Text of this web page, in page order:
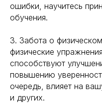
ошибки, научитесь
обучения.
3. Забота о
физические
способствуют
повышению
очередь, влияет на
и других.